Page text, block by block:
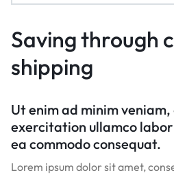
Saving through
shipping
Ut enim ad minim
exercitation ullamco
ea commodo consequat.
Lorem ipsum dolor sit amet,